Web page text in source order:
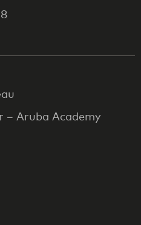
– Aruba Academy